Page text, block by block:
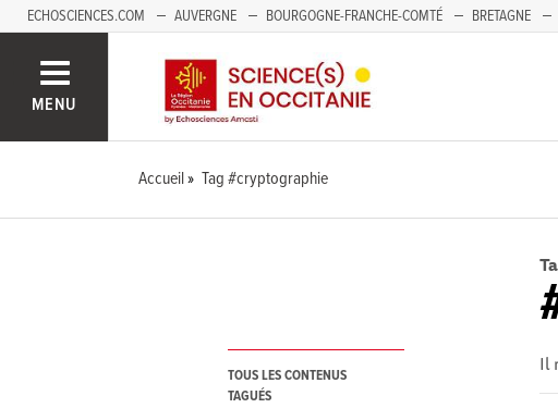
ECHOSCIENCES.COM AUVERGNE BOURGOGNE-FRANCHE-COMTÉ BRETAGNE
MENU
Accueil Tag #cryptographie
TOUS LES CONTENUS
TAGUÉS
Il